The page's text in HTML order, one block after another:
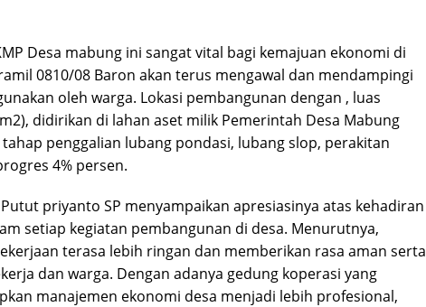
Desa mabung ini sangat vital bagi kemajuan ekonomi di
0810/08 Baron akan terus mengawal dan mendampingi
oleh warga. Lokasi pembangunan dengan , luas
didirikan di lahan aset milik Pemerintah Desa Mabung
penggalian lubang pondasi, lubang slop, perakitan
4% persen.
priyanto SP menyampaikan apresiasinya atas kehadiran
setiap kegiatan pembangunan di desa. Menurutnya,
terasa lebih ringan dan memberikan rasa aman serta
dan warga. Dengan adanya gedung koperasi yang
manajemen ekonomi desa menjadi lebih profesional,